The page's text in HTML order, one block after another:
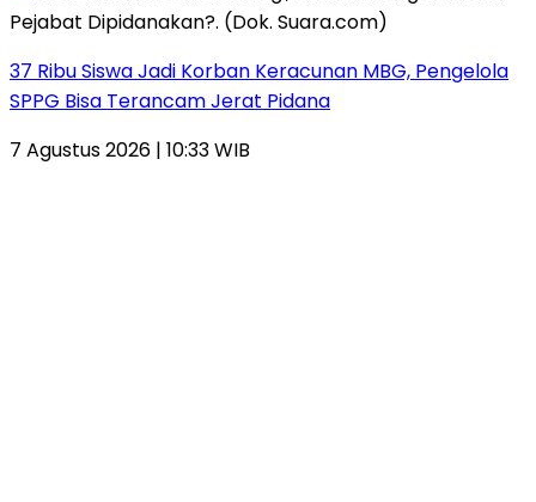
37 Ribu Siswa Jadi Korban Keracunan MBG, Pengelola
SPPG Bisa Terancam Jerat Pidana
7 Agustus 2026 | 10:33 WIB